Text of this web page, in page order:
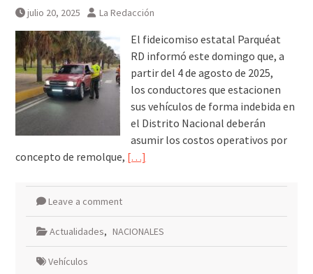
julio 20, 2025 La Redacción
El fideicomiso estatal Parquéat
RD informó este domingo que, a
partir del 4 de agosto de 2025,
los conductores que estacionen
sus vehículos de forma indebida en
el Distrito Nacional deberán
asumir los costos operativos por
concepto de remolque, […]
Leave a comment
Actualidades, NACIONALES
Vehículos